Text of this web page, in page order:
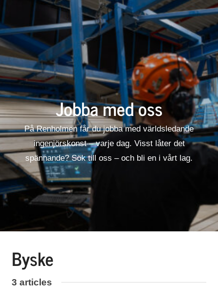
Jobba med oss
På Renholmen får du jobba med världsledande
ingenjörskonst – varje dag. Visst låter det
spännande? Sök till oss – och bli en i vårt lag.
Byske
3 articles